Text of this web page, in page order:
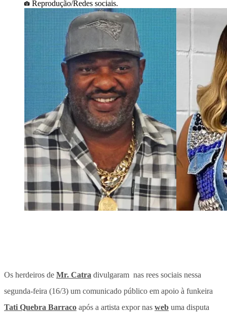
Reprodução/Redes sociais.
Os herdeiros de Mr. Catra divulgaram nas rees sociais nessa
segunda-feira (16/3) um comunicado público em apoio à funkeira
Tati Quebra Barraco após a artista expor nas web uma disputa